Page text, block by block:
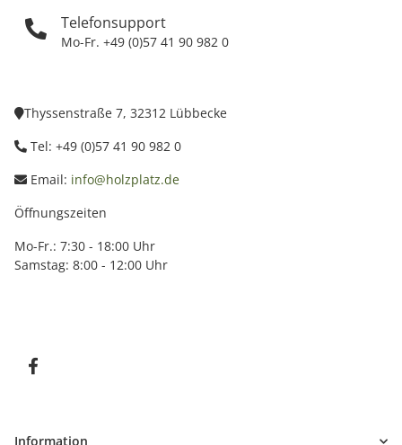
Telefonsupport
Mo-Fr. +49 (0)57 41 90 982 0
Thyssenstraße 7, 32312 Lübbecke
Tel: +49 (0)57 41 90 982 0
Email: info@holzplatz.de
Öffnungszeiten
Mo-Fr.: 7:30 - 18:00 Uhr
Samstag: 8:00 - 12:00 Uhr
Information